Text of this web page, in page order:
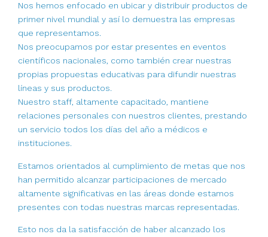
Nos hemos enfocado en ubicar y distribuir productos de
primer nivel mundial y así lo demuestra las empresas
que representamos.
Nos preocupamos por estar presentes en eventos
científicos nacionales, como también crear nuestras
propias propuestas educativas para difundir nuestras
líneas y sus productos.
Nuestro staff, altamente capacitado, mantiene
relaciones personales con nuestros clientes, prestando
un servicio todos los días del año a médicos e
instituciones.
Estamos orientados al cumplimiento de metas que nos
han permitido alcanzar participaciones de mercado
altamente significativas en las áreas donde estamos
presentes con todas nuestras marcas representadas.
Esto nos da la satisfacción de haber alcanzado los